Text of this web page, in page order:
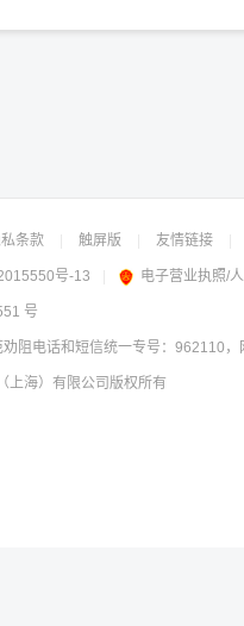
私条款 触屏版 友情链接
号-13 电子营业执照/
号
阻电话和短信统一专号：962110
上海）有限公司 版权所有